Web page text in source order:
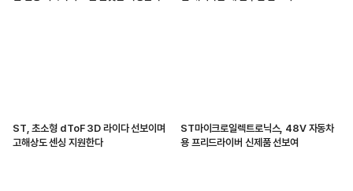
ST, 초소형 dToF 3D 라이다 선보이며
고해상도 센싱 지원한다
ST마이크로일렉트로닉스, 48V 자동차
용 프리드라이버 신제품 선보여